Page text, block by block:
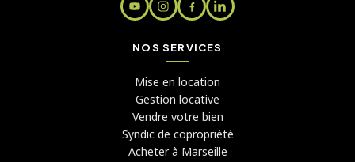
NOS SERVICES
Mise en location
Gestion locative
Vendre votre bien
Syndic de copropriété
Acheter à Marseille